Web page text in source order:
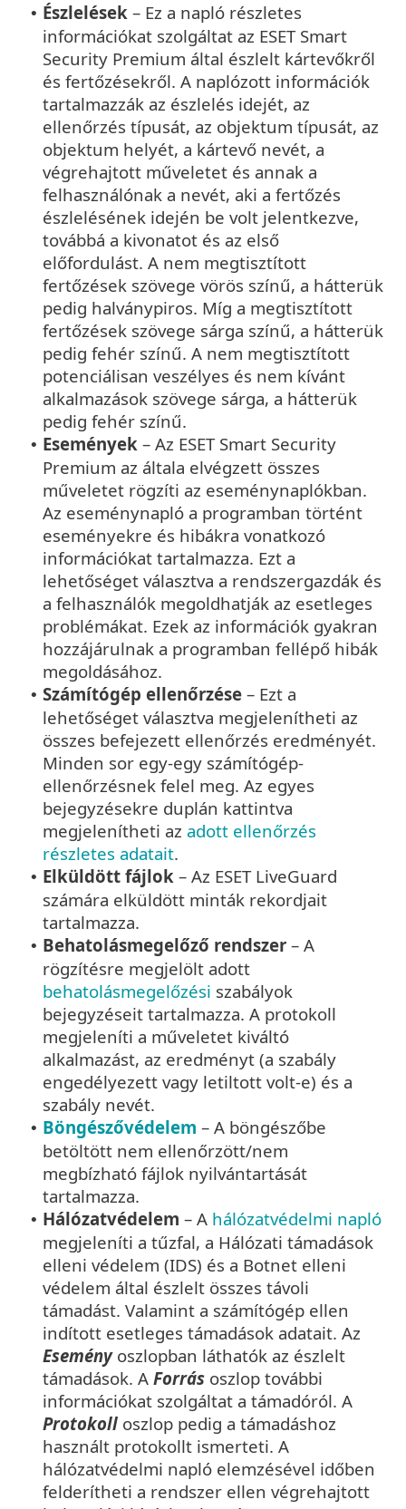
• Észlelések – Ez a napló részletes
információkat szolgáltat az ESET Smart
Security Premium által észlelt kártevőkről
és fertőzésekről. A naplózott információk
tartalmazzák az észlelés idejét, az
ellenőrzés típusát, az objektum típusát, az
objektum helyét, a kártevő nevét, a
végrehajtott műveletet és annak a
felhasználónak a nevét, aki a fertőzés
észlelésének idején be volt jelentkezve,
továbbá a kivonatot és az első
előfordulást. A nem megtisztított
fertőzések szövege vörös színű, a hátterük
pedig halványpiros. Míg a megtisztított
fertőzések szövege sárga színű, a hátterük
pedig fehér színű. A nem megtisztított
potenciálisan veszélyes és nem kívánt
alkalmazások szövege sárga, a hátterük
pedig fehér színű.
• Események – Az ESET Smart Security
Premium az általa elvégzett összes
műveletet rögzíti az eseménynaplókban.
Az eseménynapló a programban történt
eseményekre és hibákra vonatkozó
információkat tartalmazza. Ezt a
lehetőséget választva a rendszergazdák és
a felhasználók megoldhatják az esetleges
problémákat. Ezek az információk gyakran
hozzájárulnak a programban fellépő hibák
megoldásához.
• Számítógép ellenőrzése – Ezt a
lehetőséget választva megjelenítheti az
összes befejezett ellenőrzés eredményét.
Minden sor egy-egy számítógép-
ellenőrzésnek felel meg. Az egyes
bejegyzésekre duplán kattintva
megjelenítheti az adott ellenőrzés
részletes adatait.
• Elküldött fájlok – Az ESET LiveGuard
számára elküldött minták rekordjait
tartalmazza.
• Behatolásmegelőző rendszer – A
rögzítésre megjelölt adott
behatolásmegelőzési szabályok
bejegyzéseit tartalmazza. A protokoll
megjeleníti a műveletet kiváltó
alkalmazást, az eredményt (a szabály
engedélyezett vagy letiltott volt-e) és a
szabály nevét.
• Böngészővédelem – A böngészőbe
betöltött nem ellenőrzött/nem
megbízható fájlok nyilvántartását
tartalmazza.
• Hálózatvédelem – A hálózatvédelmi napló
megjeleníti a tűzfal, a Hálózati támadások
elleni védelem (IDS) és a Botnet elleni
védelem által észlelt összes távoli
támadást. Valamint a számítógép ellen
indított esetleges támadások adatait. Az
Eseményoszlopban láthatók az észlelt
támadások. A Forrás oszlop további
információkat szolgáltat a támadóról. A
Protokoll oszlop pedig a támadáshoz
használt protokollt ismerteti. A
hálózatvédelmi napló elemzésével időben
felderítheti a rendszer ellen végrehajtott